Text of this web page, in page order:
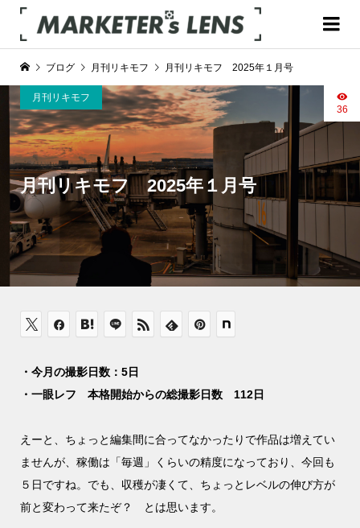
月刊リキモフ 2025年１月号
月刊リキモフ
36
ブログ 月刊リキモフ 月刊リキモフ 2025年１月号
・今月の撮影日数：5日
・一眼レフ 本格開始からの総撮影日数 112日
えーと、ちょっと編集間に合ってなかったりで作品は増えてい
ませんが、稼働は「毎週」くらいの精度になっており、今回も
５日ですね。でも、収穫が凄くて、ちょっとレベルの伸び方が
前と変わって来たぞ？ とは思います。